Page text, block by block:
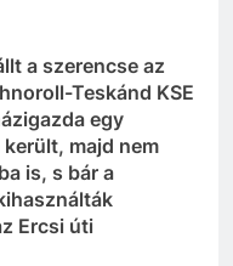
a szerencse az
Teskánd KSE
egy
majd nem
is, s bár a
Ercsi úti